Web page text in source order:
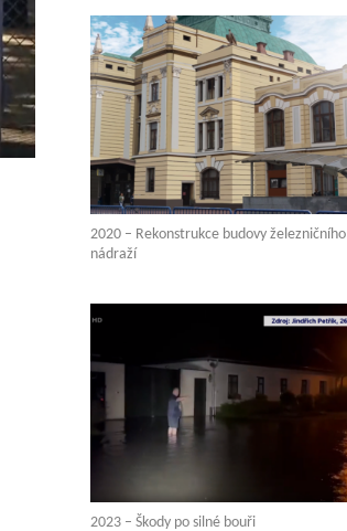
2020 – Rekonstrukce budovy železničního
nádraží
2023 – Škody po silné bouři